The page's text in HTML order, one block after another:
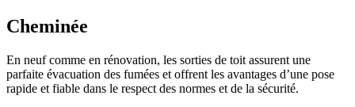
Cheminée
En neuf comme en rénovation, les sorties de toit assurent une
parfaite évacuation des fumées et offrent les avantages d’une pose
rapide et fiable dans le respect des normes et de la sécurité.